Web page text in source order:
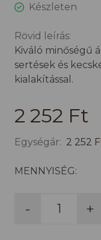
Készleten
Rövid leírás:
Kiváló minőségű
sertések és
kialakítással.
2 252 Ft
Egységár: 2 252
MENNYISÉG:
- +